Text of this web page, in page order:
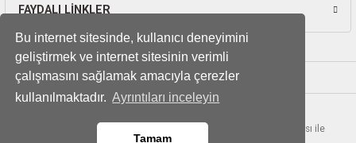
Bu internet sitesinde, kullanıcı deneyimini
geliştirmek ve internet sitesinin verimli
çalışmasını sağlamak amacıyla çerezler
kullanılmaktadır. Ayrıntıları inceleyin
Tamam
FAYDALI LİNKLER
© Tüm hakları saklıdır. Kredi kartı bilgileriniz 256bit SSL sertifikası ile